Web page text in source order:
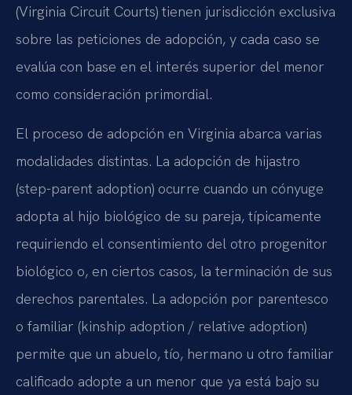
(Virginia Circuit Courts) tienen jurisdicción exclusiva
sobre las peticiones de adopción, y cada caso se
evalúa con base en el interés superior del menor
como consideración primordial.
El proceso de adopción en Virginia abarca varias
modalidades distintas. La adopción de hijastro
(step-parent adoption) ocurre cuando un cónyuge
adopta al hijo biológico de su pareja, típicamente
requiriendo el consentimiento del otro progenitor
biológico o, en ciertos casos, la terminación de sus
derechos parentales. La adopción por parentesco
o familiar (kinship adoption / relative adoption)
permite que un abuelo, tío, hermano u otro familiar
calificado adopte a un menor que ya está bajo su